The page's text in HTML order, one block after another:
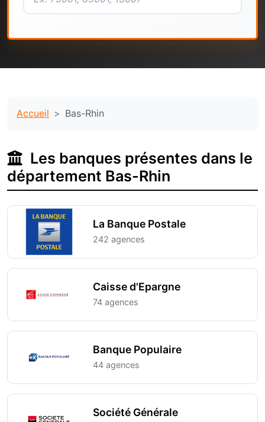
Accueil Bas-Rhin
Les banques présentes dans le
département Bas-Rhin
La Banque Postale
242 agences
Caisse d'Epargne
74 agences
Banque Populaire
44 agences
Société Générale